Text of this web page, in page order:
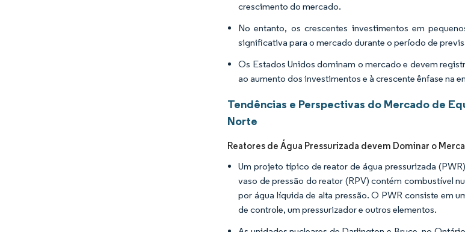
crescimento do mercado.
No entanto, os crescentes investimentos em
significativa para o mercado durante o período de
Os Estados Unidos dominam o mercado e devem
ao aumento dos investimentos e à crescente ênfase na
Tendências e Perspectivas do Mercado de
Norte
Reatores de Água Pressurizada devem Dominar o
Um projeto típico de reator de água pressurizada
vaso de pressão do reator (RPV) contém combustível
por água líquida de alta pressão. O PWR consiste em
de controle, um pressurizador e outros elementos.